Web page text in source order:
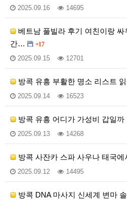
2025.09.16 14695
베트남 풀빌라 후기 여친이랑 싸
간…
+17
2025.09.15 12701
방콕 유흥 부활한 명소 리스트
2025.09.14 16523
방콕 유흥 어디가 가성비 갑일까
2025.09.13 14268
방콕 사잔카 스파 사우나 태국에
2025.09.12 14495
방콕 DNA 마사지 신세계 변마